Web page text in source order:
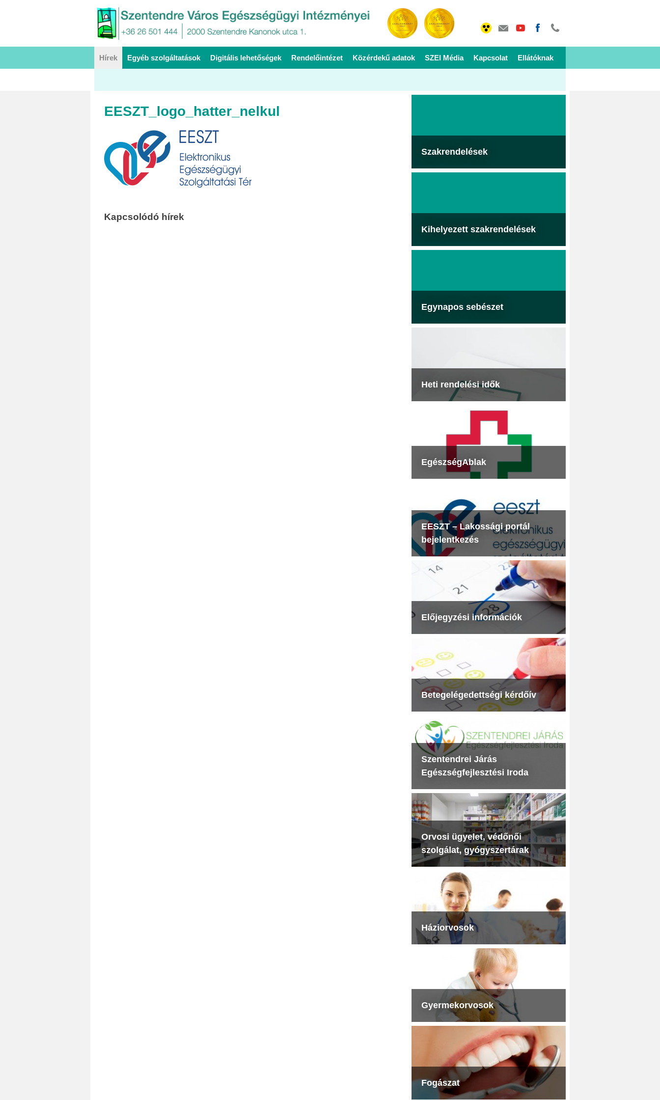
Hírek Egyéb szolgáltatások Digitális lehetőségek Rendelőintézet Közérdekű adatok SZEI Média Kapcsolat Ellátóknak
EESZT_logo_hatter_nelkul
Kapcsolódó hírek
Szakrendelések
Kihelyezett szakrendelések
Egynapos sebészet
Heti rendelési idők
EgészségAblak
EESZT – Lakossági portál
bejelentkezés
Előjegyzési információk
Betegelégedettségi kérdőív
Szentendrei Járás
Egészségfejlesztési Iroda
Orvosi ügyelet, védőnői
szolgálat, gyógyszertárak
Háziorvosok
Gyermekorvosok
Fogászat